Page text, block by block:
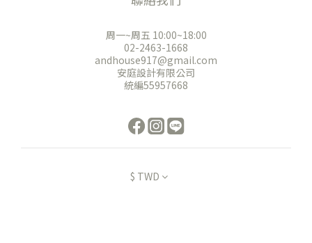
周一~周五 10:00~18:00
02-2463-1668
andhouse917@gmail.com
安庭設計有限公司
統編55957668
$ TWD